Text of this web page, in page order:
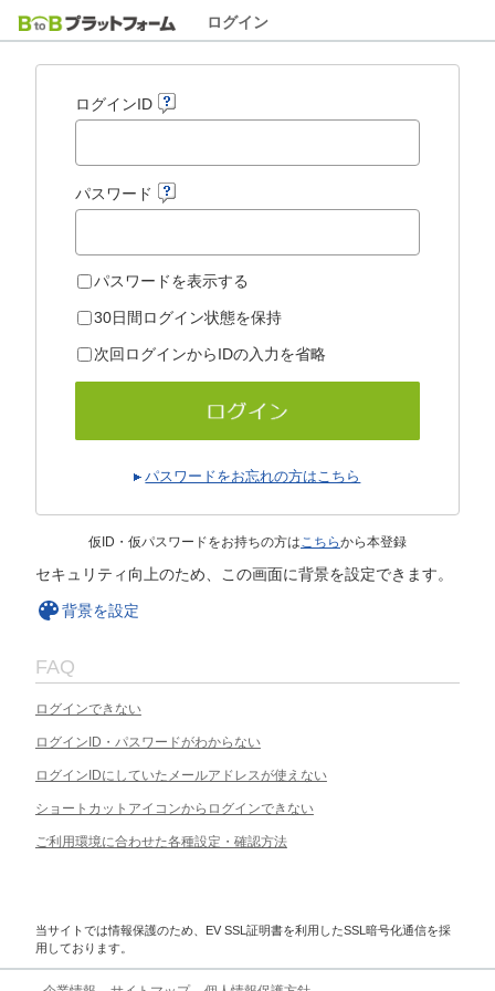
ログイン
ログインID
パスワード
パスワードを表示する
30日間ログイン状態を保持
次回ログインからIDの入力を省略
パスワードをお忘れの方はこちら
仮ID・仮パスワードをお持ちの方はこちらから本登録
セキュリティ向上のため、この画面に背景を設定できます。
背景を設定
FAQ
ログインできない
ログインID・パスワードがわからない
ログインIDにしていたメールアドレスが使えない
ショートカットアイコンからログインできない
ご利用環境に合わせた各種設定・確認方法
当サイトでは情報保護のため、EV SSL証明書を利用したSSL暗号化通信を採
用しております。